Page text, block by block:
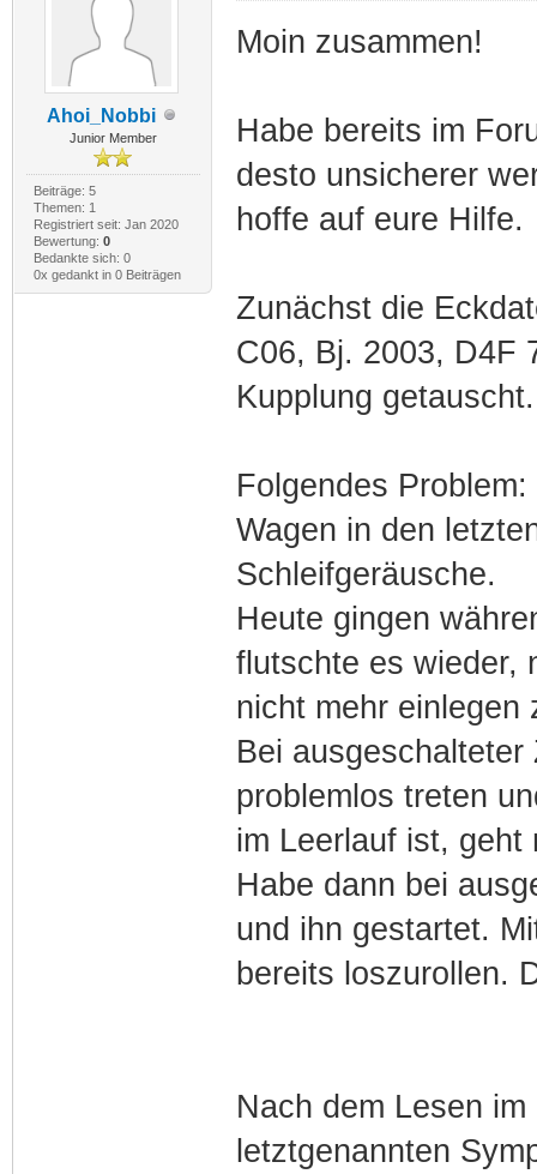
Ahoi_Nobbi
Junior Member
Beiträge: 5
Themen: 1
Registriert seit: Jan 2020
Bewertung: 0
Bedankte sich: 0
0x gedankt in 0 Beiträgen
Moin zusammen!
Habe bereits im
desto unsicherer
hoffe auf eure Hilfe.
Zunächst die
C06, Bj. 2003, D4F
Kupplung
Folgendes
Wagen in den
Schleifgeräusche.
Heute gingen
flutschte es wieder,
nicht mehr einlegen
Bei
problemlos treten
im Leerlauf ist, geht
Habe dann bei
und ihn gestartet.
bereits loszurollen.
Nach dem Lesen
letztgenannten